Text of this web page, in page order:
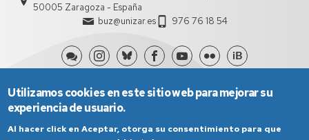
50005 Zaragoza - España
buz@unizar.es
976 76 18 54
Utilizamos cookies en este sitio web para mejorar su
experiencia de usuario.
Al hacer click en Aceptar, otorga su consentimiento para que